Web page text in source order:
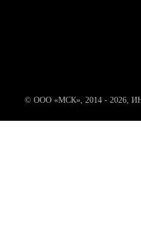
© ООО «МСК», 2014 - 2026,